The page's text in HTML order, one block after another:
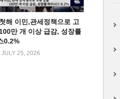
해 이민,관세정책으로 고
만 개 이상 급감, 성장률
0.2%
JULY 25, 2026